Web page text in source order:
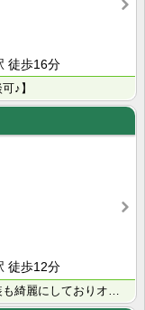
徒歩16分
♪】
徒歩12分